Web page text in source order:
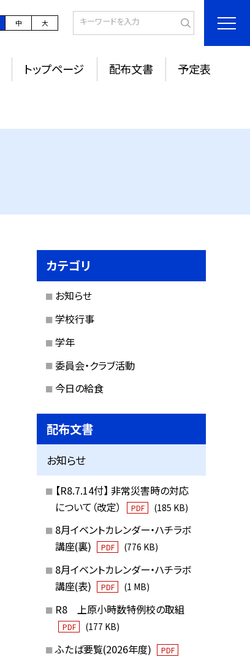
中 大
トップページ 配布文書 予定表
カテゴリ
お知らせ
学校行事
学年
委員会・クラブ活動
今日の給食
配布文書
お知らせ
【R8.7.14付】 非常災害時の対応
について（改定）
PDF (185 KB)
8月イベントカレンダー・ハチラボ
講座(裏)
PDF (776 KB)
8月イベントカレンダー・ハチラボ
講座(表)
PDF (1 MB)
R8 上原小時数特例校の取組
PDF (177 KB)
ふたば要覧(2026年度) PDF